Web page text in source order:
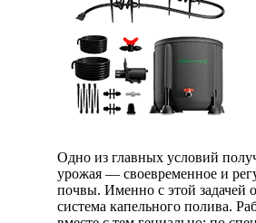
Одно из главных условий
урожая — своевременное и
почвы. Именно с этой задачей
система капельного полива.